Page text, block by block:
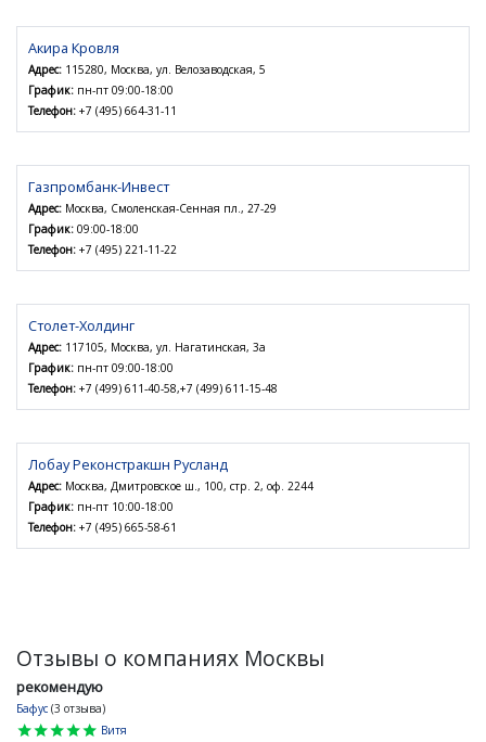
Акира Кровля
Адрес: 115280, Москва, ул. Велозаводская, 5
График: пн-пт 09:00-18:00
Телефон: +7 (495) 664-31-11
Газпромбанк-Инвест
Адрес: Москва, Смоленская-Сенная пл., 27-29
График: 09:00-18:00
Телефон: +7 (495) 221-11-22
Столет-Холдинг
Адрес: 117105, Москва, ул. Нагатинская, 3а
График: пн-пт 09:00-18:00
Телефон: +7 (499) 611-40-58,+7 (499) 611-15-48
Лобау Реконстракшн Русланд
Адрес: Москва, Дмитровское ш., 100, стр. 2, оф. 2244
График: пн-пт 10:00-18:00
Телефон: +7 (495) 665-58-61
Отзывы о компаниях Москвы
рекомендую
Бафус (3 отзыва)
star
star
star
star
star
Витя